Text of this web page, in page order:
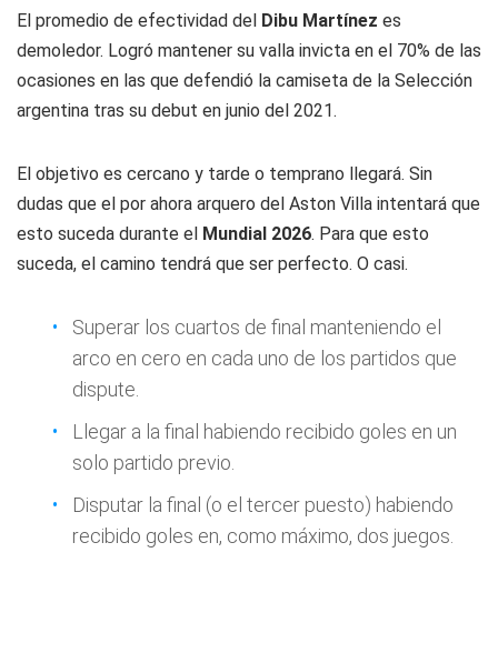
El promedio de efectividad del Dibu Martínez es
demoledor. Logró mantener su valla invicta en el 70% de las
ocasiones en las que defendió la camiseta de la Selección
argentina tras su debut en junio del 2021.
El objetivo es cercano y tarde o temprano llegará. Sin
dudas que el por ahora arquero del Aston Villa intentará que
esto suceda durante el Mundial 2026. Para que esto
suceda, el camino tendrá que ser perfecto. O casi.
Superar los cuartos de final manteniendo el
arco en cero en cada uno de los partidos que
dispute.
Llegar a la final habiendo recibido goles en un
solo partido previo.
Disputar la final (o el tercer puesto) habiendo
recibido goles en, como máximo, dos juegos.